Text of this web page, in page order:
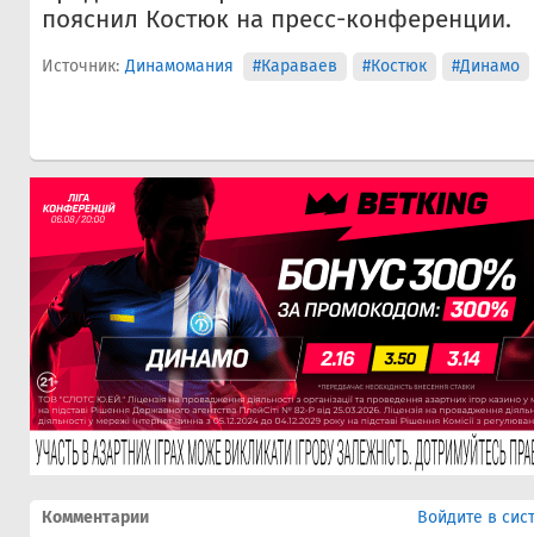
пояснил Костюк на пресс-конференции.
Источник: Динамомания #Караваев #Костюк #Динамо
Комментарии Войдите в